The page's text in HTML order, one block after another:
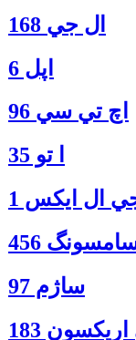
ال جي 168
اپل 6
اچ تي سي 96
ا‍ تو 35
ال ايكس 1
456
ساژم 97
183